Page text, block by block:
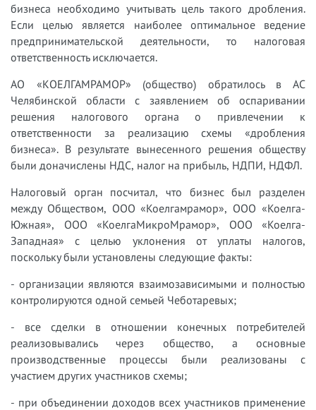
бизнеса необходимо учитывать цель такого дробления.
Если целью является наиболее оптимальное ведение
предпринимательской деятельности, то налоговая
ответственность исключается.
АО «КОЕЛГАМРАМОР» (общество) обратилось в АС
Челябинской области с заявлением об оспаривании
решения налогового органа о привлечении к
ответственности за реализацию схемы «дробления
бизнеса». В результате вынесенного решения обществу
были доначислены НДС, налог на прибыль, НДПИ, НДФЛ.
Налоговый орган посчитал, что бизнес был разделен
между Обществом, ООО «Коелгамрамор», ООО «Коелга-
Южная», ООО «КоелгаМикроМрамор», ООО «Коелга-
Западная» с целью уклонения от уплаты налогов,
поскольку были установлены следующие факты:
- организации являются взаимозависимыми и полностью
контролируются одной семьей Чеботаревых;
- все сделки в отношении конечных потребителей
реализовывались через общество, а основные
производственные процессы были реализованы с
участием других участников схемы;
- при объединении доходов всех участников применение